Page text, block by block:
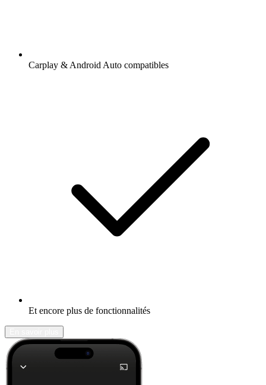
Carplay & Android Auto compatibles
Et encore plus de fonctionnalités